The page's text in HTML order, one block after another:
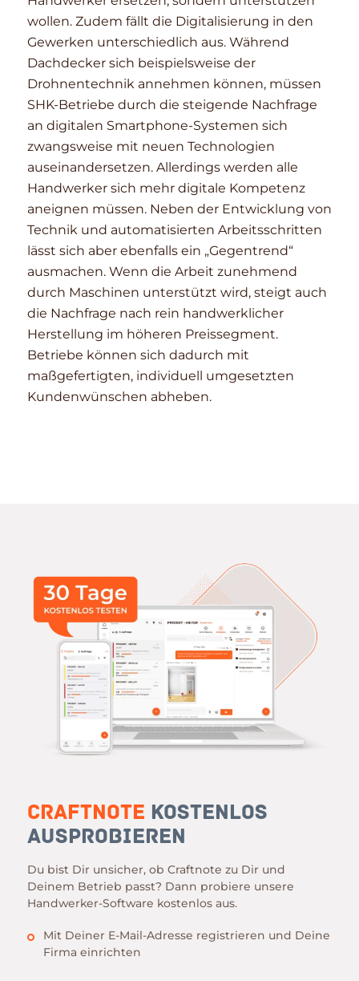
wollen. Zudem fällt die Digitalisierung in den
Gewerken unterschiedlich aus. Während
Dachdecker sich beispielsweise der
Drohnentechnik annehmen können, müssen
SHK-Betriebe durch die steigende Nachfrage
an digitalen Smartphone-Systemen sich
zwangsweise mit neuen Technologien
auseinandersetzen. Allerdings werden alle
Handwerker sich mehr digitale Kompetenz
aneignen müssen. Neben der Entwicklung von
Technik und automatisierten Arbeitsschritten
lässt sich aber ebenfalls ein „Gegentrend“
ausmachen. Wenn die Arbeit zunehmend
durch Maschinen unterstützt wird, steigt auch
die Nachfrage nach rein handwerklicher
Herstellung im höheren Preissegment.
Betriebe können sich dadurch mit
maßgefertigten, individuell umgesetzten
Kundenwünschen abheben.
Craftnote kostenlos
ausprobieren
Du bist Dir unsicher, ob Craftnote zu Dir und
Deinem Betrieb passt? Dann probiere unsere
Handwerker-Software kostenlos aus.
Mit Deiner E-Mail-Adresse registrieren und Deine
Firma einrichten